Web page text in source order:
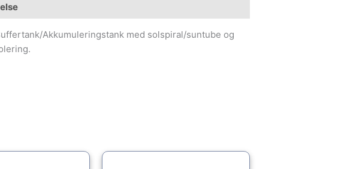
Akkumuleringstank med solspiral/suntube og